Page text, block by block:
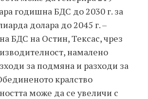
годишна БДС до 2030 г. за
долара до 2045 г. –
БДС на Остин, Тексас, чрез
намалено
за подмяна и разходи за
кралство
може да се увеличи с